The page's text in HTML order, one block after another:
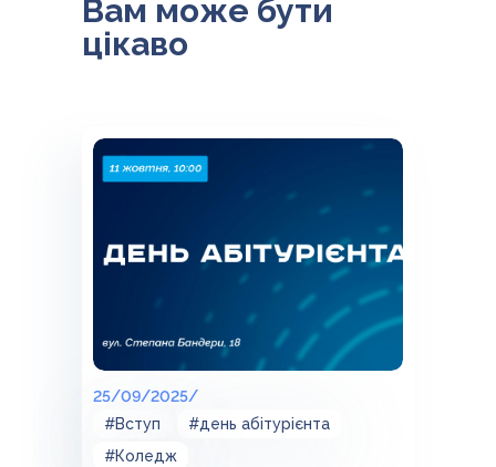
Вам може бути
цікаво
25/09/2025/
#Вступ
#день абітурієнта
#Коледж